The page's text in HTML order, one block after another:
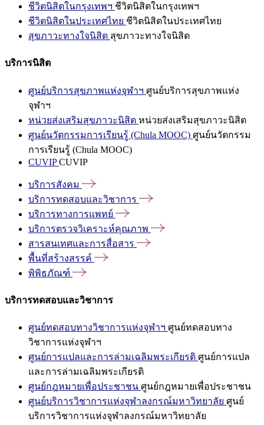
ชีวิตนิสิตในกรุงเทพฯ ชีวิตนิสิตในกรุงเทพฯ
ชีวิตนิสิตในประเทศไทย ชีวิตนิสิตในประเทศไทย
สุขภาวะทางใจนิสิต สุขภาวะทางใจนิสิต
บริการนิสิต
ศูนย์บริการสุขภาพแห่งจุฬาฯ ศูนย์บริการสุขภาพแห่ง
จุฬาฯ
หน่วยส่งเสริมสุขภาวะนิสิต หน่วยส่งเสริมสุขภาวะนิสิต
ศูนย์นวัตกรรมการเรียนรู้ (Chula MOOC) ศูนย์นวัตกรรม
การเรียนรู้ (Chula MOOC)
CUVIPCUVIP
บริการสังคม
บริการทดสอบและวิชาการ
บริการทางการแพทย์
บริการตรวจวิเคราะห์คุณภาพ
สารสนเทศและการสื่อสาร
พื้นที่สร้างสรรค์
พิพิธภัณฑ์
บริการทดสอบและวิชาการ
ศูนย์ทดสอบทางวิชาการแห่งจุฬาฯ ศูนย์ทดสอบทาง
วิชาการแห่งจุฬาฯ
ศูนย์การแปลและการล่ามเฉลิมพระเกียรติ ศูนย์การแปล
และการล่ามเฉลิมพระเกียรติ
ศูนย์กฎหมายเพื่อประชาชน ศูนย์กฎหมายเพื่อประชาชน
ศูนย์บริการวิชาการแห่งจุฬาลงกรณ์มหาวิทยาลัย ศูนย์
บริการวิชาการแห่งจุฬาลงกรณ์มหาวิทยาลัย